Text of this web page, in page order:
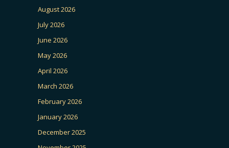
August 2026
July 2026
June 2026
May 2026
April 2026
March 2026
February 2026
January 2026
December 2025